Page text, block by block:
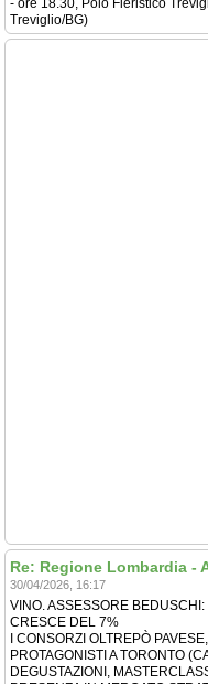
- ore 18.30, Polo Fieristico
Treviglio/BG)
Re: Regione Lombardia -
30/04/2026, 16:17
VINO. ASSESSORE
CRESCE DEL 7%
I CONSORZI OLTREPÒ
PROTAGONISTI A TORONTO
DEGUSTAZIONI,